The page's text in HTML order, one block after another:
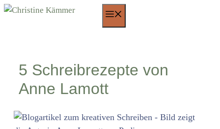
Zum
5 Schreibrezepte von
Anne Lamott